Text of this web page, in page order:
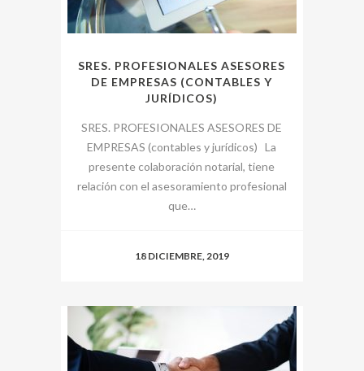
SRES. PROFESIONALES ASESORES
DE EMPRESAS (CONTABLES Y
JURÍDICOS)
SRES. PROFESIONALES ASESORES DE
EMPRESAS (contables y jurídicos) La
presente colaboración notarial, tiene
relación con el asesoramiento profesional
que…
18 DICIEMBRE, 2019